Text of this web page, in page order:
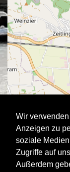
Wir
Anzeigen zu
soziale
Zugriffe auf
Außerdem